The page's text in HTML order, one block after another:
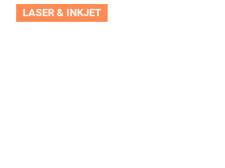
LASER & INKJET